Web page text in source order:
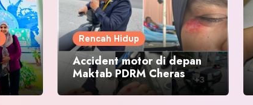
Rencah Hidup
Accident motor di depan
Maktab PDRM Cheras